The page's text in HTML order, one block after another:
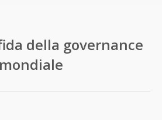
della governance
mondiale